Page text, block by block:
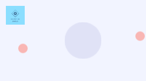
跳
转